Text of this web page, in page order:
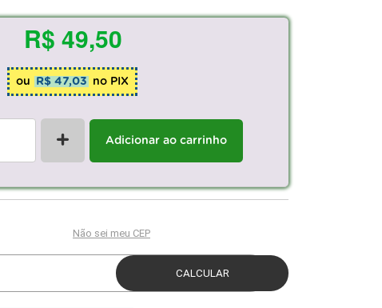
R$ 49,50
ou R$ 47,03 no PIX
+ Adicionar ao carrinho